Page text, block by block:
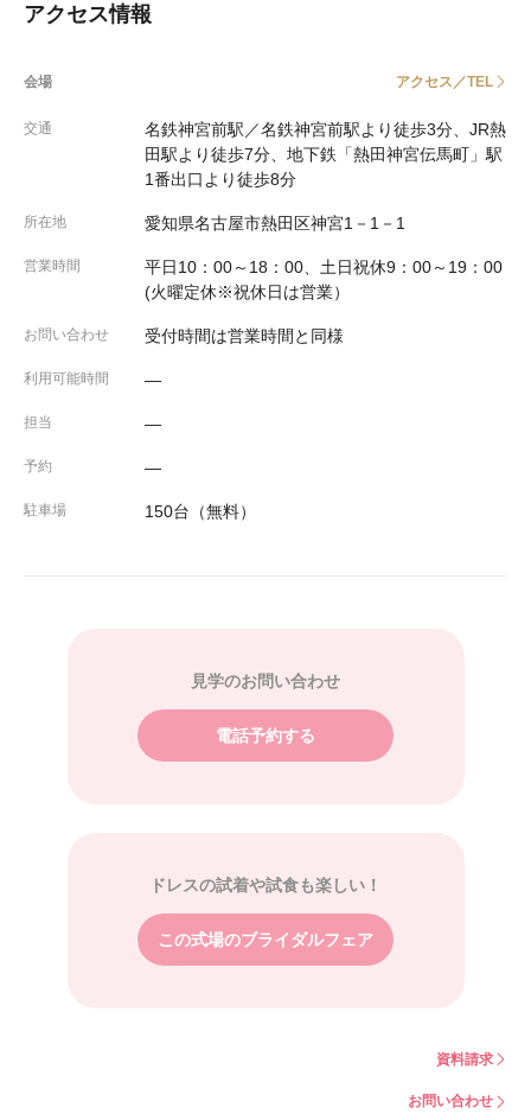
アクセス情報
会場 アクセス／TEL
交通
名鉄神宮前駅／名鉄神宮前駅より徒歩3分、JR熱
田駅より徒歩7分、地下鉄「熱田神宮伝馬町」駅
1番出口より徒歩8分
所在地 愛知県名古屋市熱田区神宮1－1－1
営業時間
平日10：00～18：00、土日祝休9：00～19：00
(火曜定休※祝休日は営業）
お問い合わせ 受付時間は営業時間と同様
利用可能時間 ―
担当 ―
予約 ―
駐車場 150台（無料）
見学のお問い合わせ
電話予約する
ドレスの試着や試食も楽しい！
この式場のブライダルフェア
資料請求
お問い合わせ